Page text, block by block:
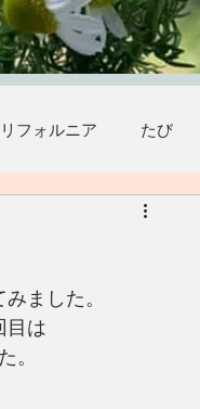
フォルニア たび
ワークショップ
ました。
目は
。